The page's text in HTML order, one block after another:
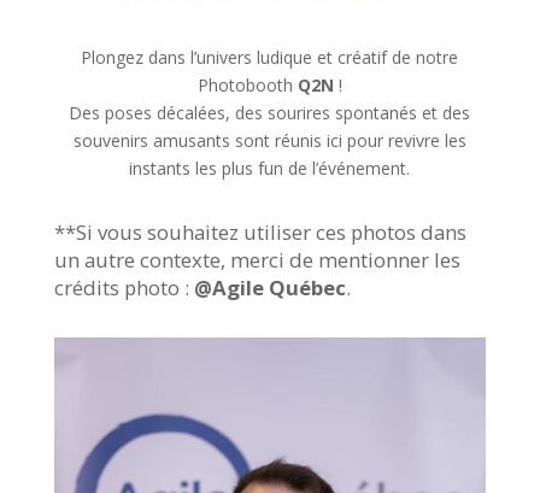
Plongez dans l’univers ludique et créatif de notre
Photobooth Q2N !
Des poses décalées, des sourires spontanés et des
souvenirs amusants sont réunis ici pour revivre les
instants les plus fun de l’événement.
**Si vous souhaitez utiliser ces photos dans
un autre contexte, merci de mentionner les
crédits photo : @Agile Québec.